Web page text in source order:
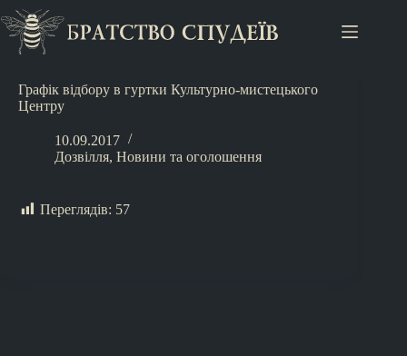
Графік відбору в гуртки Культурно-мистецького
Центру
10.09.2017
Дозвілля, Новини та оголошення
Переглядів: 57